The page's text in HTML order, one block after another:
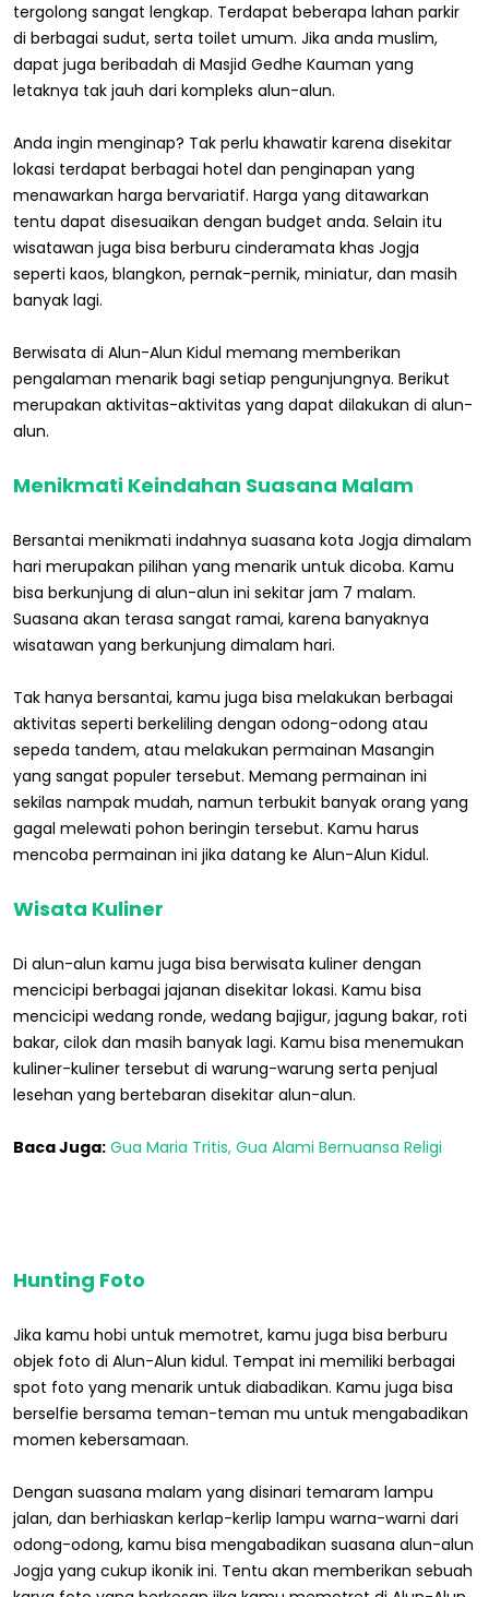
tergolong sangat lengkap. Terdapat beberapa lahan parkir
di berbagai sudut, serta toilet umum. Jika anda muslim,
dapat juga beribadah di Masjid Gedhe Kauman yang
letaknya tak jauh dari kompleks alun-alun.
Anda ingin menginap? Tak perlu khawatir karena disekitar
lokasi terdapat berbagai hotel dan penginapan yang
menawarkan harga bervariatif. Harga yang ditawarkan
tentu dapat disesuaikan dengan budget anda. Selain itu
wisatawan juga bisa berburu cinderamata khas Jogja
seperti kaos, blangkon, pernak-pernik, miniatur, dan masih
banyak lagi.
Berwisata di Alun-Alun Kidul memang memberikan
pengalaman menarik bagi setiap pengunjungnya. Berikut
merupakan aktivitas-aktivitas yang dapat dilakukan di alun-
alun.
Menikmati Keindahan Suasana Malam
Bersantai menikmati indahnya suasana kota Jogja dimalam
hari merupakan pilihan yang menarik untuk dicoba. Kamu
bisa berkunjung di alun-alun ini sekitar jam 7 malam.
Suasana akan terasa sangat ramai, karena banyaknya
wisatawan yang berkunjung dimalam hari.
Tak hanya bersantai, kamu juga bisa melakukan berbagai
aktivitas seperti berkeliling dengan odong-odong atau
sepeda tandem, atau melakukan permainan Masangin
yang sangat populer tersebut. Memang permainan ini
sekilas nampak mudah, namun terbukit banyak orang yang
gagal melewati pohon beringin tersebut. Kamu harus
mencoba permainan ini jika datang ke Alun-Alun Kidul.
Wisata Kuliner
Di alun-alun kamu juga bisa berwisata kuliner dengan
mencicipi berbagai jajanan disekitar lokasi. Kamu bisa
mencicipi wedang ronde, wedang bajigur, jagung bakar, roti
bakar, cilok dan masih banyak lagi. Kamu bisa menemukan
kuliner-kuliner tersebut di warung-warung serta penjual
lesehan yang bertebaran disekitar alun-alun.
Baca Juga: Gua Maria Tritis, Gua Alami Bernuansa Religi
Hunting Foto
Jika kamu hobi untuk memotret, kamu juga bisa berburu
objek foto di Alun-Alun kidul. Tempat ini memiliki berbagai
spot foto yang menarik untuk diabadikan. Kamu juga bisa
berselfie bersama teman-teman mu untuk mengabadikan
momen kebersamaan.
Dengan suasana malam yang disinari temaram lampu
jalan, dan berhiaskan kerlap-kerlip lampu warna-warni dari
odong-odong, kamu bisa mengabadikan suasana alun-alun
Jogja yang cukup ikonik ini. Tentu akan memberikan sebuah